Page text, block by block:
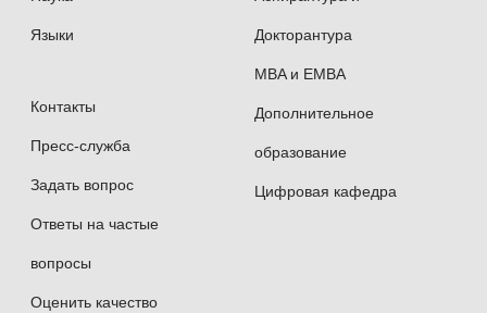
Языки
Контакты
Пресс-служба
Задать вопрос
Ответы на частые
вопросы
Оценить качество
Докторантура
MBA и EMBA
Дополнительное
образование
Цифровая кафедра